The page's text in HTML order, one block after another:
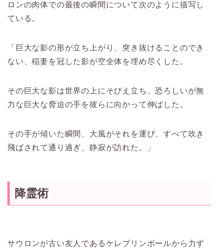
ロンの肉体での最後の瞬間について次のように描写し
ている。
「巨大な影の形が立ち上がり、突き抜けることのでき
ない、稲妻を冠した影が空全体を埋め尽くした。
その巨大な影は世界の上にそびえ立ち、恐ろしいが無
力な巨大な脅迫の手を彼らに向かって伸ばした。
その手が傾いた瞬間、大風がそれを運び、すべて吹き
飛ばされて通り過ぎ、静寂が訪れた。」
降霊術
サウロンが古い友人であるケレブリンボールから力ず